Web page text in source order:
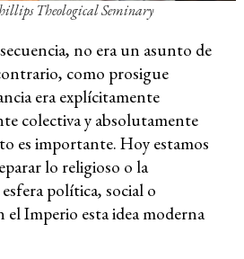
Theological Seminary
no era un asunto de
como prosigue
era explícitamente
colectiva y absolutamente
es importante. Hoy estamos
lo religioso o la
política, social o
el Imperio esta idea moderna